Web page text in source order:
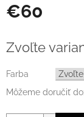
€60
cena:
Zvoľte
Farba
Môžeme doručiť do: